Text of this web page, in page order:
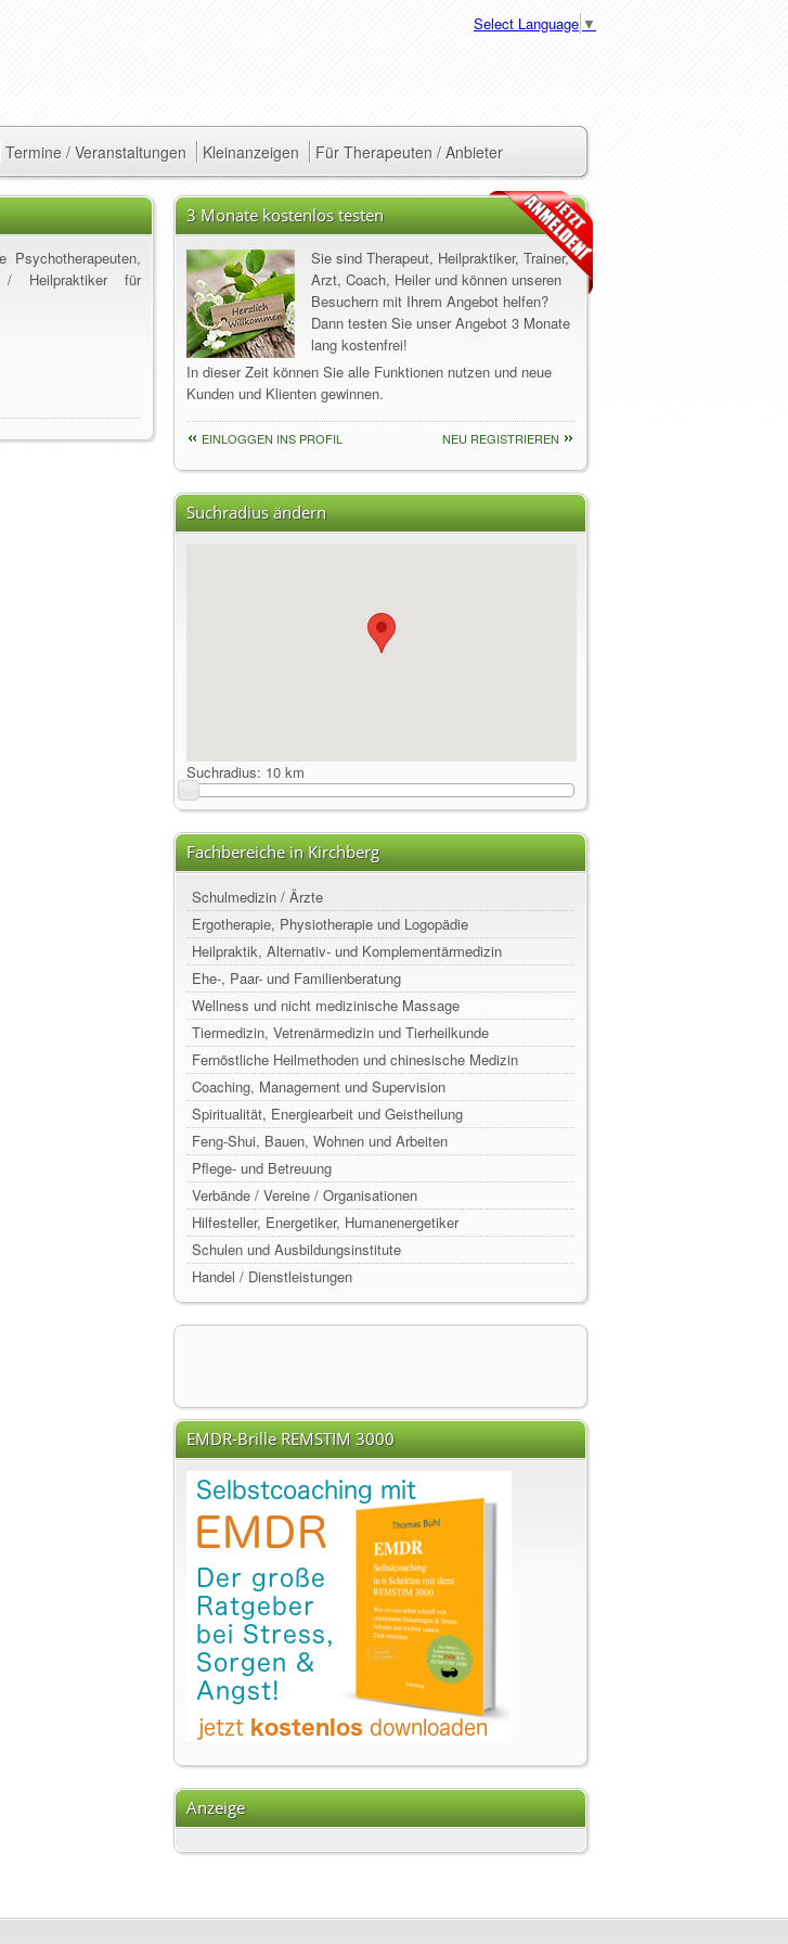
Select Language ▼
Termine / Veranstaltungen Kleinanzeigen Für Therapeuten / Anbieter
/ Heilpraktiker für
3 Monate kostenlos testen
Sie sind Therapeut, Heilpraktiker, Trainer,
Arzt, Coach, Heiler und können unseren
Besuchern mit Ihrem Angebot helfen?
Dann testen Sie unser Angebot 3 Monate
lang kostenfrei!
In dieser Zeit können Sie alle Funktionen nutzen und neue
Kunden und Klienten gewinnen.
EINLOGGEN INS PROFIL NEU REGISTRIEREN
Suchradius ändern
Suchradius: 10 km
Fachbereiche in Kirchberg
Schulmedizin / Ärzte
Ergotherapie, Physiotherapie und Logopädie
Heilpraktik, Alternativ- und Komplementärmedizin
Ehe-, Paar- und Familienberatung
Wellness und nicht medizinische Massage
Tiermedizin, Vetrenärmedizin und Tierheilkunde
Fernöstliche Heilmethoden und chinesische Medizin
Coaching, Management und Supervision
Spiritualität, Energiearbeit und Geistheilung
Feng-Shui, Bauen, Wohnen und Arbeiten
Pflege- und Betreuung
Verbände / Vereine / Organisationen
Hilfesteller, Energetiker, Humanenergetiker
Schulen und Ausbildungsinstitute
Handel / Dienstleistungen
EMDR-Brille REMSTIM 3000
Anzeige